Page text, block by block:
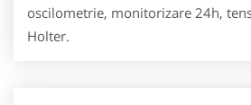
oscilometrie, monitorizare 24h,
Holter.